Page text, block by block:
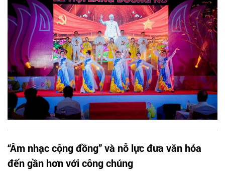
“Âm nhạc cộng đồng” và nỗ lực đưa văn hóa
đến gần hơn với công chúng